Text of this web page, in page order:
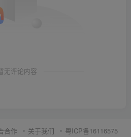
无评论内容
合作 关于我们
粤ICP备16116575